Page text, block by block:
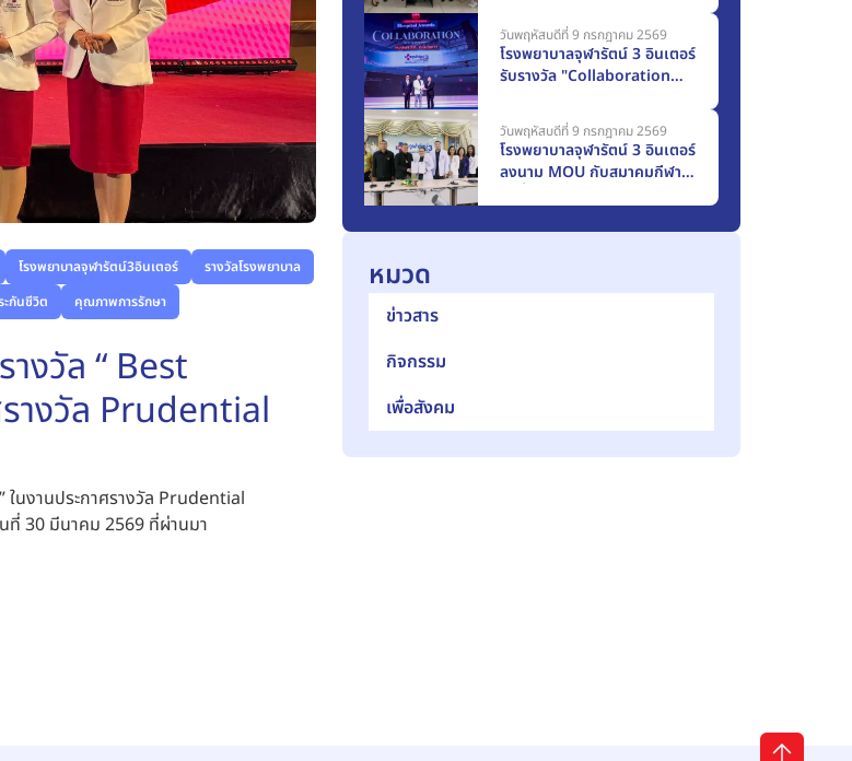
โรงพยาบาลจุฬารัตน์3อินเตอร์
รางวัลโรงพยาบาล
กันชีวิต
คุณภาพการรักษา
งวัล “ Best
างวัล Prudential
นงานประกาศรางวัล Prudential
ที่ 30 มีนาคม 2569 ที่ผ่านมา
อร์ เข้าร่วมรับรางวัลในครั้งนี้
โรงพยาบาลสมุทรปราการ
มูลค่า 117,000 บาท
วันพฤหัสบดีที่ 9 กรกฎาคม 2569
โรงพยาบาลจุฬารัตน์ 3 อินเตอร์
รับรางวัล "Collaboration
ประกันชีวิต
วันพฤหัสบดีที่ 9 กรกฎาคม 2569
โรงพยาบาลจุฬารัตน์ 3 อินเตอร์
ลงนาม MOU กับสมาคมกีฬา
Medical Partner
หมวด
ข่าวสาร
กิจกรรม
เพื่อสังคม